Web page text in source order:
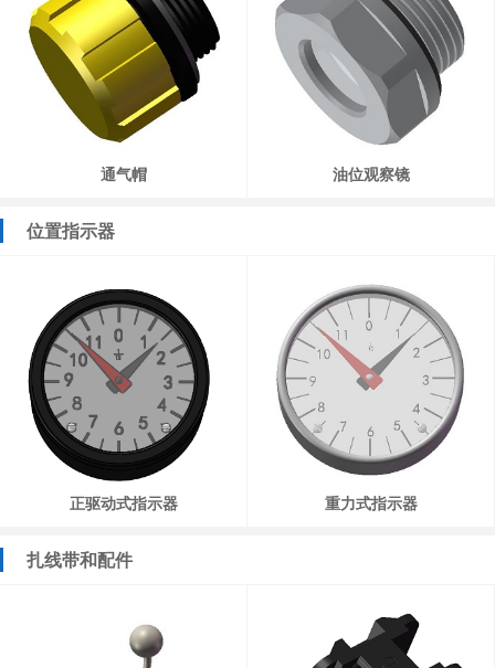
通气帽 油位观察镜
位置指示器
正驱动式指示器 重力式指示器
扎线带和配件